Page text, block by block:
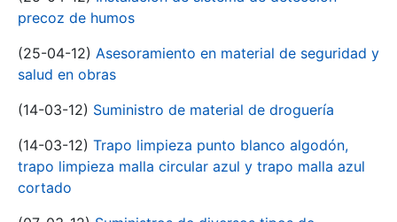
precoz de humos
(25-04-12) Asesoramiento en material de seguridad y
salud en obras
(14-03-12) Suministro de material de droguería
(14-03-12) Trapo limpieza punto blanco algodón,
trapo limpieza malla circular azul y trapo malla azul
cortado